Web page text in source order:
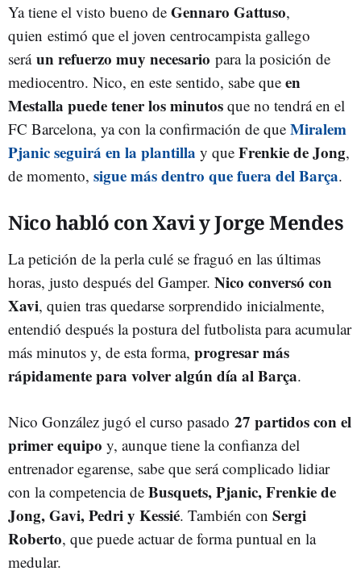
Ya tiene el visto bueno de Gennaro Gattuso,
quien estimó que el joven centrocampista gallego
será un refuerzo muy necesario para la posición de
mediocentro. Nico, en este sentido, sabe que en
Mestalla puede tener los minutos que no tendrá en el
FC Barcelona, ya con la confirmación de que Miralem
Pjanic seguirá en la plantilla y que Frenkie de Jong,
de momento, sigue más dentro que fuera del Barça.
Nico habló con Xavi y Jorge Mendes
La petición de la perla culé se fraguó en las últimas
horas, justo después del Gamper. Nico conversó con
Xavi, quien tras quedarse sorprendido inicialmente,
entendió después la postura del futbolista para acumular
más minutos y, de esta forma, progresar más
rápidamente para volver algún día al Barça.
Nico González jugó el curso pasado 27 partidos con el
primer equipo y, aunque tiene la confianza del
entrenador egarense, sabe que será complicado lidiar
con la competencia de Busquets, Pjanic, Frenkie de
Jong, Gavi, Pedri y Kessié. También con Sergi
Roberto, que puede actuar de forma puntual en la
medular.